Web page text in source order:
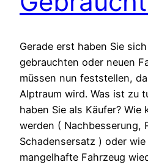
Gerade erst haben Sie
gebrauchten oder neuen
müssen nun feststellen,
Alptraum wird. Was ist zu
haben Sie als Käufer?
werden ( Nachbesserung,
Schadensersatz ) oder
mangelhafte Fahrzeug